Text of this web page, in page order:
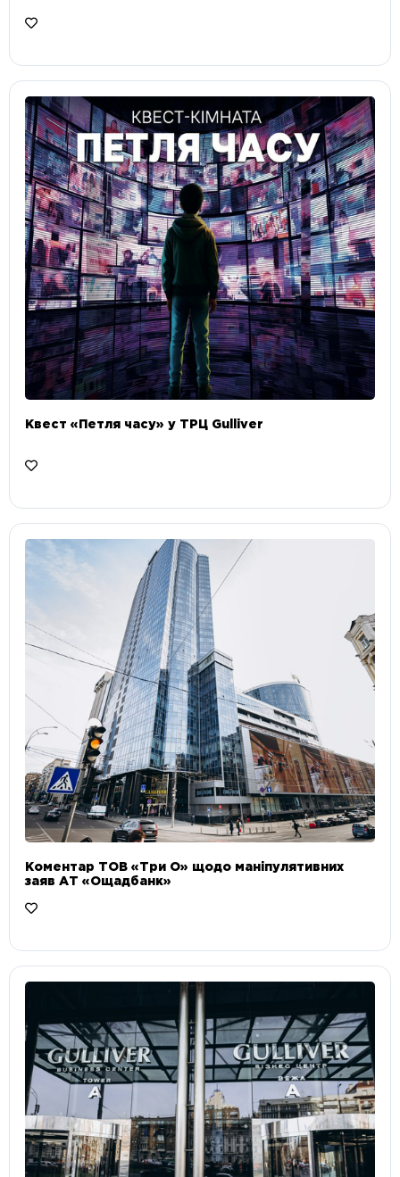
Квест «Петля часу» у ТРЦ Gulliver
Коментар ТОВ «Три О» щодо маніпулятивних
заяв АТ «Ощадбанк»